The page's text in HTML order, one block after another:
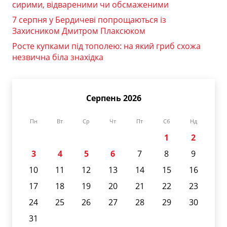
сирими, відвареними чи обсмаженими
7 серпня у Бердичеві попрощаються із
Захисником Дмитром Плаксюком
Росте купками під тополею: на який гриб схожа
незвична біла знахідка
Серпень 2026
Пн Вт Ср Чт Пт Сб Нд
1
2
3
4 5 6 7 8
9
10
11 12 13 14 15
16
17
18 19 20 21 22
23
24
25 26 27 28 29
30
31